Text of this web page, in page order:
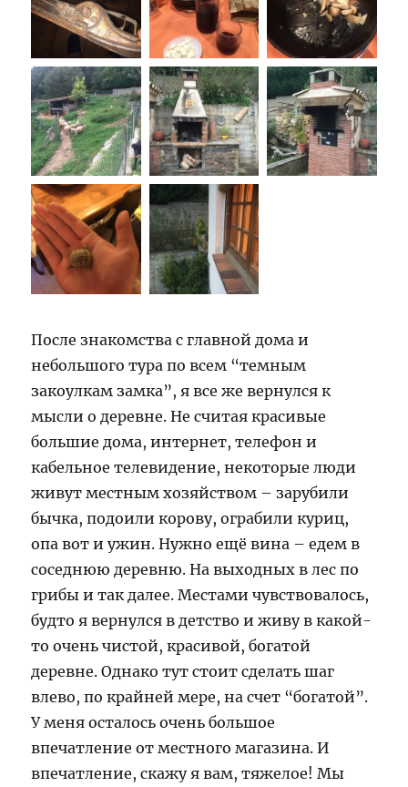
После знакомства с главной дома и
небольшого тура по всем “темным
закоулкам замка”, я все же вернулся к
мысли о деревне. Не считая красивые
большие дома, интернет, телефон и
кабельное телевидение, некоторые люди
живут местным хозяйством – зарубили
бычка, подоили корову, ограбили куриц,
опа вот и ужин. Нужно ещё вина – едем в
соседнюю деревню. На выходных в лес по
грибы и так далее. Местами чувствовалось,
будто я вернулся в детство и живу в какой-
то очень чистой, красивой, богатой
деревне. Однако тут стоит сделать шаг
влево, по крайней мере, на счет “богатой”.
У меня осталось очень большое
впечатление от местного магазина. И
впечатление, скажу я вам, тяжелое! Мы